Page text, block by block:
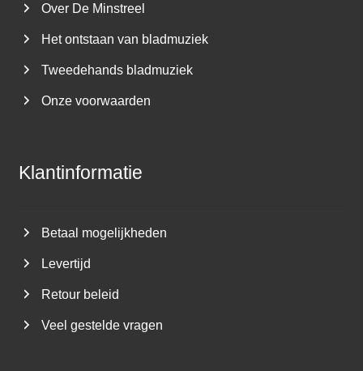
Over De Minstreel
Het ontstaan van bladmuziek
Tweedehands bladmuziek
Onze voorwaarden
Klantinformatie
Betaal mogelijkheden
Levertijd
Retour beleid
Veel gestelde vragen